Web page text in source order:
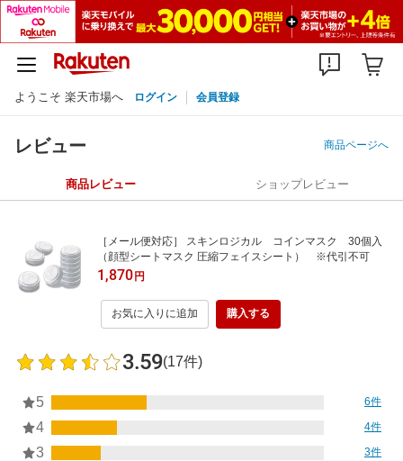
ようこそ 楽天市場へ ログイン 会員登録
レビュー 商品ページへ
商品レビュー ショップレビュー
［メール便対応］ スキンロジカル コインマスク 30個入
（顔型シートマスク 圧縮フェイスシート） ※代引不可
1,870円
お気に入りに追加 購入する
3.59(17件)
5 6件
4 4件
3 3件